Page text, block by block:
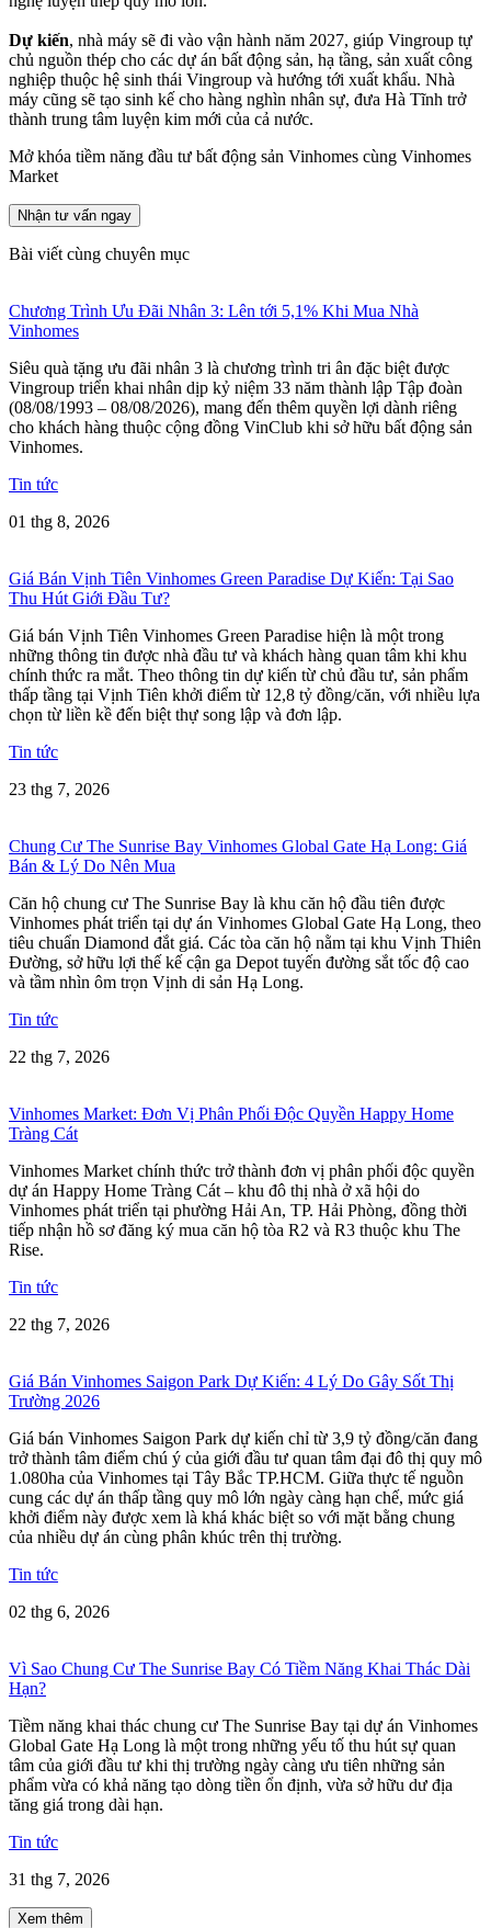
Dự kiến, nhà máy sẽ đi vào vận hành năm 2027, giúp Vingroup tự
chủ nguồn thép cho các dự án bất động sản, hạ tầng, sản xuất công
nghiệp thuộc hệ sinh thái Vingroup và hướng tới xuất khẩu. Nhà
máy cũng sẽ tạo sinh kế cho hàng nghìn nhân sự, đưa Hà Tĩnh trở
thành trung tâm luyện kim mới của cả nước.
Mở khóa tiềm năng đầu tư bất động sản Vinhomes cùng Vinhomes
Market
Nhận tư vấn ngay
Bài viết cùng chuyên mục
Chương Trình Ưu Đãi Nhân 3: Lên tới 5,1% Khi Mua Nhà
Vinhomes
Siêu quà tặng ưu đãi nhân 3 là chương trình tri ân đặc biệt được
Vingroup triển khai nhân dịp kỷ niệm 33 năm thành lập Tập đoàn
(08/08/1993 – 08/08/2026), mang đến thêm quyền lợi dành riêng
cho khách hàng thuộc cộng đồng VinClub khi sở hữu bất động sản
Vinhomes.
Tin tức
01 thg 8, 2026
Giá Bán Vịnh Tiên Vinhomes Green Paradise Dự Kiến: Tại Sao
Thu Hút Giới Đầu Tư?
Giá bán Vịnh Tiên Vinhomes Green Paradise hiện là một trong
những thông tin được nhà đầu tư và khách hàng quan tâm khi khu
chính thức ra mắt. Theo thông tin dự kiến từ chủ đầu tư, sản phẩm
thấp tầng tại Vịnh Tiên khởi điểm từ 12,8 tỷ đồng/căn, với nhiều lựa
chọn từ liền kề đến biệt thự song lập và đơn lập.
Tin tức
23 thg 7, 2026
Chung Cư The Sunrise Bay Vinhomes Global Gate Hạ Long: Giá
Bán & Lý Do Nên Mua
Căn hộ chung cư The Sunrise Bay là khu căn hộ đầu tiên được
Vinhomes phát triển tại dự án Vinhomes Global Gate Hạ Long, theo
tiêu chuẩn Diamond đắt giá. Các tòa căn hộ nằm tại khu Vịnh Thiên
Đường, sở hữu lợi thế kế cận ga Depot tuyến đường sắt tốc độ cao
và tầm nhìn ôm trọn Vịnh di sản Hạ Long.
Tin tức
22 thg 7, 2026
Vinhomes Market: Đơn Vị Phân Phối Độc Quyền Happy Home
Tràng Cát
Vinhomes Market chính thức trở thành đơn vị phân phối độc quyền
dự án Happy Home Tràng Cát – khu đô thị nhà ở xã hội do
Vinhomes phát triển tại phường Hải An, TP. Hải Phòng, đồng thời
tiếp nhận hồ sơ đăng ký mua căn hộ tòa R2 và R3 thuộc khu The
Rise.
Tin tức
22 thg 7, 2026
Giá Bán Vinhomes Saigon Park Dự Kiến: 4 Lý Do Gây Sốt Thị
Trường 2026
Giá bán Vinhomes Saigon Park dự kiến chỉ từ 3,9 tỷ đồng/căn đang
trở thành tâm điểm chú ý của giới đầu tư quan tâm đại đô thị quy mô
1.080ha của Vinhomes tại Tây Bắc TP.HCM. Giữa thực tế nguồn
cung các dự án thấp tầng quy mô lớn ngày càng hạn chế, mức giá
khởi điểm này được xem là khá khác biệt so với mặt bằng chung
của nhiều dự án cùng phân khúc trên thị trường.
Tin tức
02 thg 6, 2026
Vì Sao Chung Cư The Sunrise Bay Có Tiềm Năng Khai Thác Dài
Hạn?
Tiềm năng khai thác chung cư The Sunrise Bay tại dự án Vinhomes
Global Gate Hạ Long là một trong những yếu tố thu hút sự quan
tâm của giới đầu tư khi thị trường ngày càng ưu tiên những sản
phẩm vừa có khả năng tạo dòng tiền ổn định, vừa sở hữu dư địa
tăng giá trong dài hạn.
Tin tức
31 thg 7, 2026
Xem thêm